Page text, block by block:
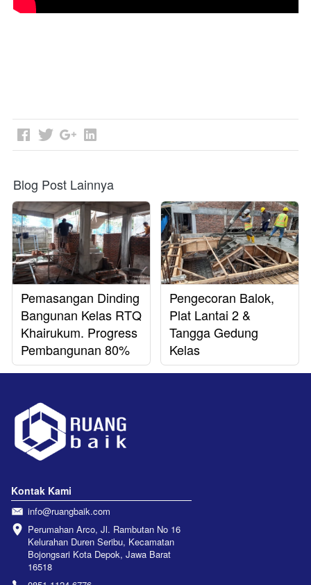
Blog Post Lainnya
Pemasangan Dinding
Bangunan Kelas RTQ
Khairukum. Progress
Pembangunan 80%
Pengecoran Balok,
Plat Lantai 2 &
Tangga Gedung
Kelas
Kontak Kami
info@ruangbaik.com
Perumahan Arco, Jl. Rambutan No 16
Kelurahan Duren Seribu, Kecamatan
Bojongsari Kota Depok, Jawa Barat
16518